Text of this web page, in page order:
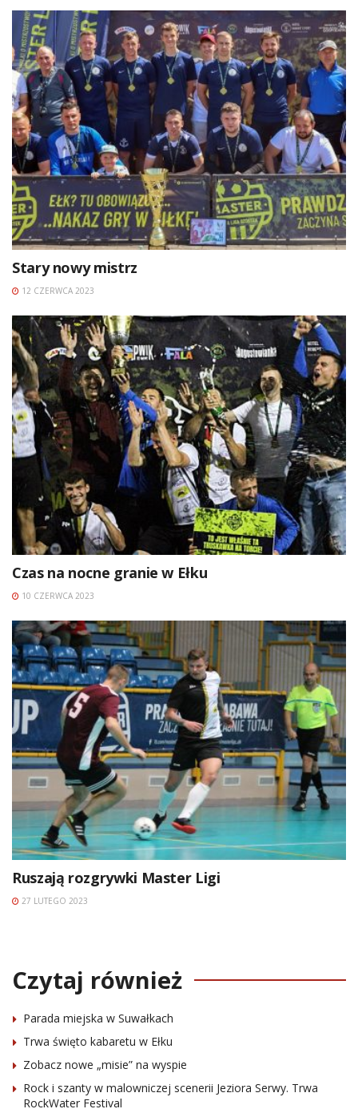
Stary nowy mistrz
12 CZERWCA 2023
Czas na nocne granie w Ełku
10 CZERWCA 2023
Ruszają rozgrywki Master Ligi
27 LUTEGO 2023
Czytaj również
Parada miejska w Suwałkach
Trwa święto kabaretu w Ełku
Zobacz nowe „misie” na wyspie
Rock i szanty w malowniczej scenerii Jeziora Serwy. Trwa
RockWater Festival